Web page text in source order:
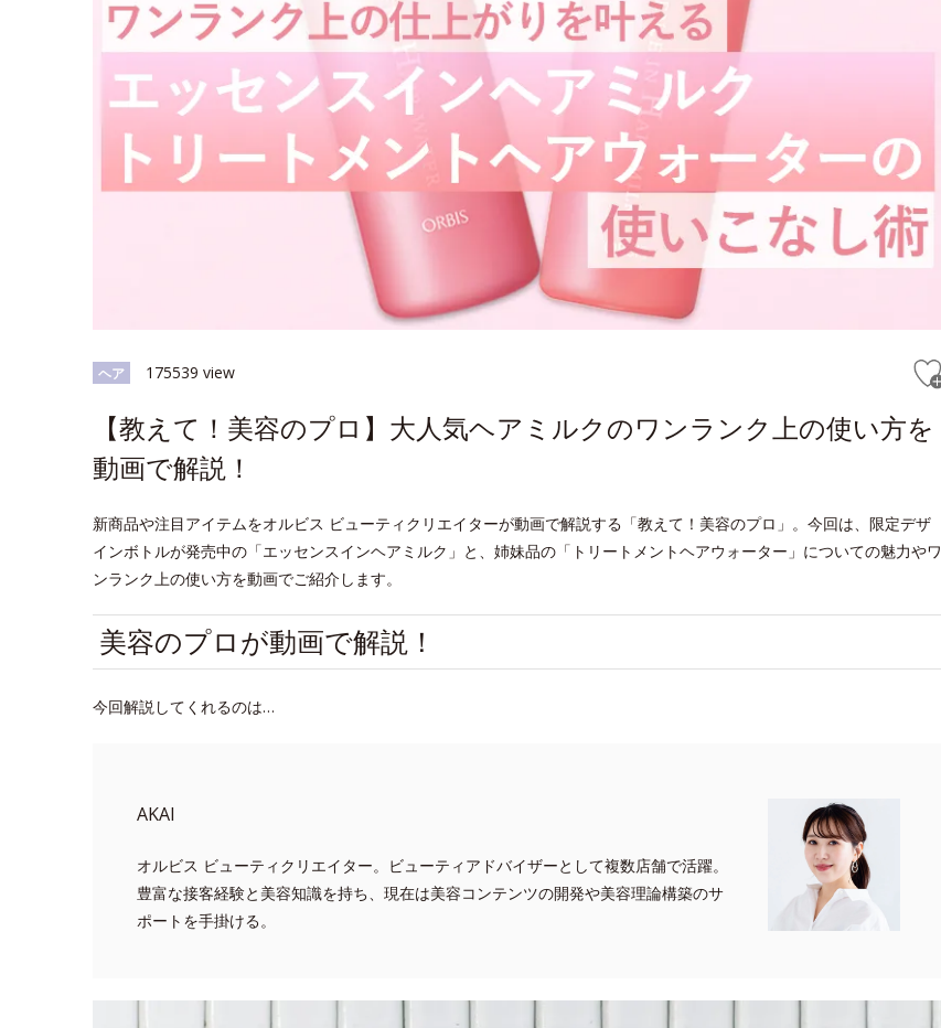
ヘア 175539 view
【教えて！美容のプロ】大人気ヘアミルクのワンランク上の使い方を
動画で解説！
新商品や注目アイテムをオルビス ビューティクリエイターが動画で解説する「教えて！美容のプロ」。今回は、限定デザ
インボトルが発売中の「エッセンスインヘアミルク」と、姉妹品の「トリートメントヘアウォーター」についての魅力やワ
ンランク上の使い方を動画でご紹介します。
美容のプロが動画で解説！
今回解説してくれるのは…
AKAI
オルビス ビューティクリエイター。ビューティアドバイザーとして複数店舗で活躍。
豊富な接客経験と美容知識を持ち、現在は美容コンテンツの開発や美容理論構築のサ
ポートを手掛ける。